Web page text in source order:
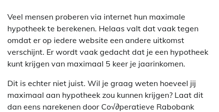
Veel mensen proberen via internet hun maximale
hypotheek te berekenen. Helaas valt dat vaak tegen
omdat er op iedere website een andere uitkomst
verschijnt. Er wordt vaak gedacht dat je een hypotheek
kunt krijgen van maximaal 5 keer je jaarinkomen.
Dit is echter niet juist. Wil je graag weten hoeveel jij
maximaal aan hypotheek zou kunnen krijgen? Laat dit
dan eens narekenen door Co√∂peratieve Rabobank